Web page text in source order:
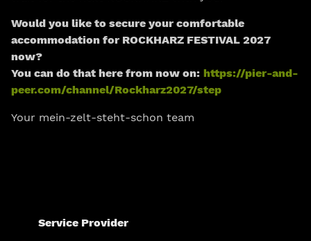
Would you like to secure your comfortable
accommodation for ROCKHARZ FESTIVAL 2027
now?
You can do that here from now on: https://pier-and-
peer.com/channel/Rockharz2027/step
Your mein-zelt-steht-schon team
Service Provider